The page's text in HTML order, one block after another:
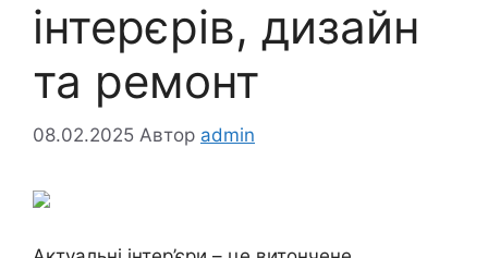
інтерєрів, дизайн
та ремонт
08.02.2025 Автор admin